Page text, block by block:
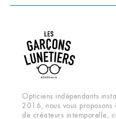
Opticiens indépendants
2016, nous vous
de créateurs intemporelle,